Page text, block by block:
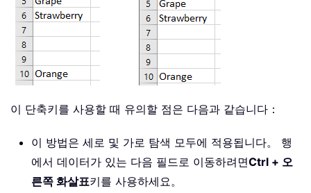
이 단축키를 사용할 때 유의할 점은 다음과 같습니다：
이 방법은 세로 및 가로 탐색 모두에 적용됩니다。 행
에서 데이터가 있는 다음 필드로 이동하려면Ctrl + 오
른쪽 화살표키를 사용하세요。